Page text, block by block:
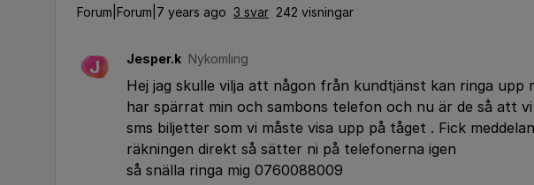
Forum|Forum|7 years ago 3 svar 242 visningar
J Jesper.k Nykomling
Hej jag skulle vilja att någon från kundtjänst kan ringa
har spärrat min och sambons telefon och nu är de så att
sms biljetter som vi måste visa upp på tåget . Fick
räkningen direkt så sätter ni på telefonerna igen
så snälla ringa mig 0760088009